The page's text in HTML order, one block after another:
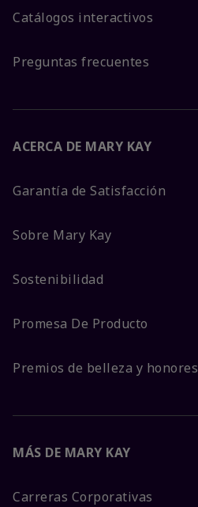
Catálogos interactivos
Preguntas frecuentes
ACERCA DE MARY KAY
Garantía de Satisfacción
Sobre Mary Kay
Sostenibilidad
Promesa De Producto
Premios de belleza y honores
MÁS DE MARY KAY
Carreras Corporativas